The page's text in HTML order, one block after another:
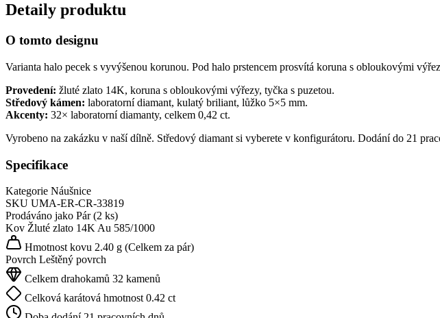
Detaily produktu
O tomto designu
Varianta halo pecek s vyvýšenou korunou. Pod halo prstencem prosvítá koruna s obloukovými
Provedení: žluté zlato 14K, koruna s obloukovými výřezy, tyčka s puzetou.
Středový kámen: laboratorní diamant, kulatý briliant, lůžko 5×5 mm.
Akcenty: 32× laboratorní diamanty, celkem 0,42 ct.
Vyrobeno na zakázku v naší dílně. Středový diamant si vyberete v konfigurátoru. Dodání do 21
Specifikace
Kategorie Náušnice
SKU UMA-ER-CR-33819
Prodáváno jako Pár (2 ks)
Kov Žluté zlato 14KAu 585/1000
Hmotnost kovu 2.40 g (Celkem za pár)
Povrch Leštěný povrch
Celkem drahokamů 32 kamenů
Celková karátová hmotnost 0.42 ct